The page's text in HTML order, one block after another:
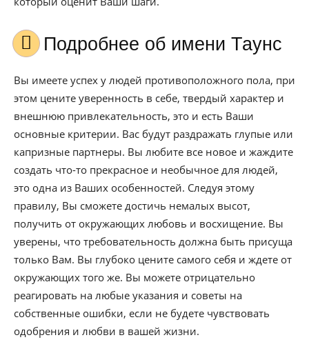
Подробнее об имени Таунс
Вы имеете успех у людей противоположного пола, при
этом цените уверенность в себе, твердый характер и
внешнюю привлекательность, это и есть Ваши
основные критерии. Вас будут раздражать глупые или
капризные партнеры. Вы любите все новое и жаждите
создать что-то прекрасное и необычное для людей,
это одна из Ваших особенностей. Следуя этому
правилу, Вы сможете достичь немалых высот,
получить от окружающих любовь и восхищение. Вы
уверены, что требовательность должна быть присуща
только Вам. Вы глубоко цените самого себя и ждете от
окружающих того же. Вы можете отрицательно
реагировать на любые указания и советы на
собственные ошибки, если не будете чувствовать
одобрения и любви в вашей жизни.